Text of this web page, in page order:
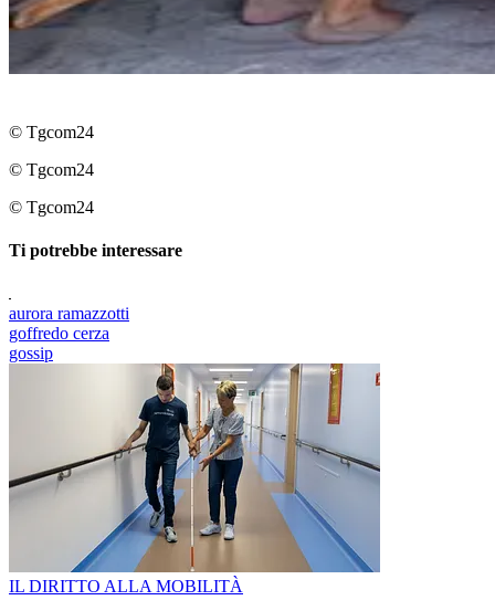
© Tgcom24
© Tgcom24
© Tgcom24
Ti potrebbe interessare
aurora ramazzotti
goffredo cerza
gossip
IL DIRITTO ALLA MOBILITÀ